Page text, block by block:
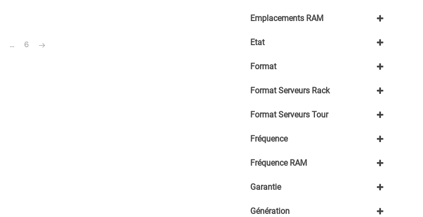
… 6
12 -> 24
9 -> 12
Emplacements RAM
9 -> 16
Etat
Occasion
Format
SFF 2,5"
Format Serveurs Rack
Format Serveurs Tour
SFF - disques 2,5"
Fréquence
Fréquence RAM
3200
Garantie
1 an retour atelier
Génération